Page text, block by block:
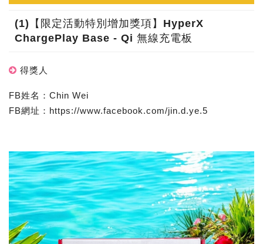
(1)【限定活動特別增加獎項】HyperX
ChargePlay Base - Qi 無線充電板
得獎人
FB姓名：Chin Wei
FB網址：https://www.facebook.com/jin.d.ye.5